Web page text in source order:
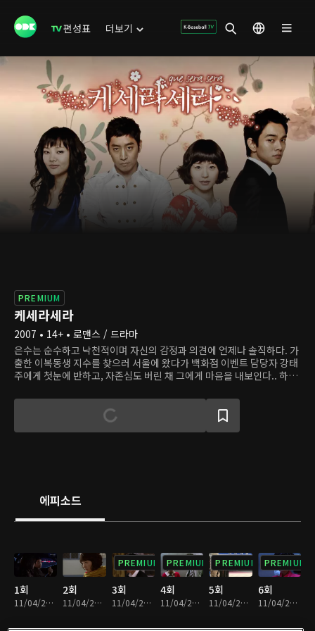
편성표 더보기
PREMIUM
케세라세라
2007 • 14+ • 로맨스 / 드라마
은수는 순수하고 낙천적이며 자신의 감정과 의견에 언제나 솔직하다. 가
출한 이복동생 지수를 찾으러 서울에 왔다가 백화점 이벤트 담당자 강태
주에게 첫눈에 반하고, 자존심도 버린 채 그에게 마음을 내보인다.. 하지
하는 건 너무나 힘들다. 태주는 어느 날 갑자기 자신의 일상에 훅 들어온
이웃사람 한은수가 부담스럽다. 책임도 감정도 없는 쿨한 연애만 즐기던
그는 은수를 통해 진짜 사랑을 알아간다.
에피소드
1회
11/04/2022 • 1시간 2분
2회
11/04/2022 • 1시간
PREMIUM
3회
11/04/2022 • 1시간
PREMIUM
4회
11/04/2022 • 1시간 1분
PREMIUM
5회
11/04/2022 • 59분
PREMIUM
6회
11/04/2022 • 1시간 9분